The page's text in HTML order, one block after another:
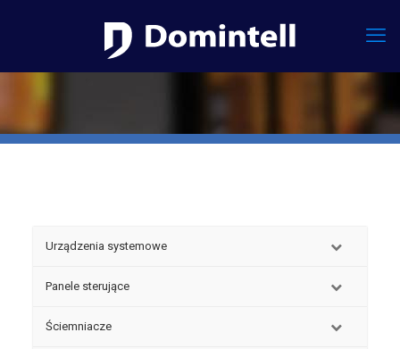
Urządzenia systemowe
Panele sterujące
Ściemniacze